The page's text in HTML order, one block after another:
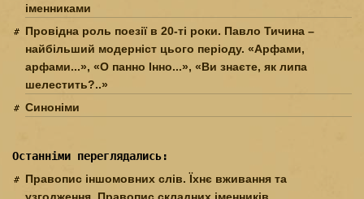
іменниками
Провідна роль поезії в 20-ті роки. Павло Тичина –
найбільший модерніст цього періоду. «Арфами,
арфами...», «О панно Інно...», «Ви знаєте, як липа
шелестить?..»
Синоніми
Останніми переглядались:
Правопис іншомовних слів. Їхнє вживання та
узгодження. Правопис складних іменників